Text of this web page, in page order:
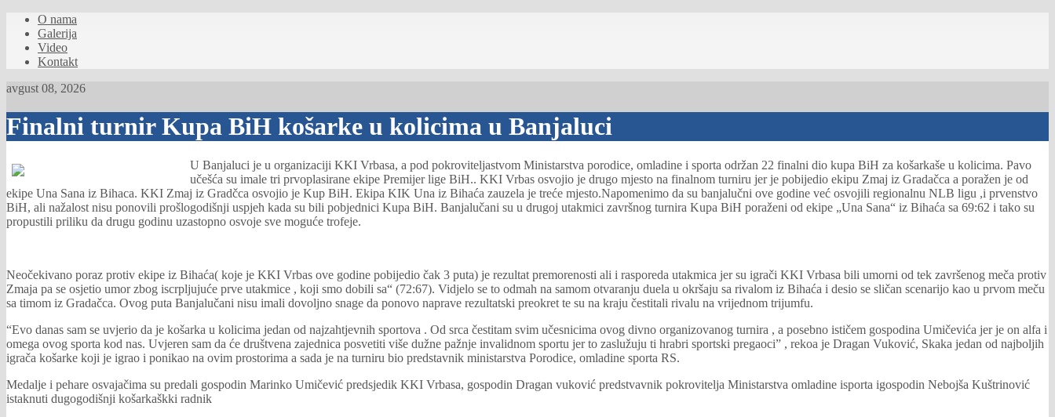
O nama
Galerija
Video
Kontakt
avgust 08, 2026
Finalni turnir Kupa BiH košarke u kolicima u Banjaluci
U Banjaluci je u organizaciji KKI Vrbasa, a pod pokroviteljastvom Ministarstva porodice, omladine i sporta održan 22 finalni dio kupa BiH za košarkaše u kolicima. Pavo
učešća su imale tri prvoplasirane ekipe Premijer lige BiH.. KKI Vrbas osvojio je drugo mjesto na finalnom turniru jer je pobijedio ekipu Zmaj iz Gradačca a poražen je od
ekipe Una Sana iz Bihaca. KKI Zmaj iz Gradčca osvojio je Kup BiH. Ekipa KIK Una iz Bihaća zauzela je treće mjesto.Napomenimo da su banjalučni ove godine već osvojili regionalnu NLB ligu ,i prvenstvo
BiH, ali nažalost nisu ponovili prošlogodišnji uspjeh kada su bili pobjednici Kupa BiH. Banjalučani su u drugoj utakmici završnog turnira Kupa BiH poraženi od ekipe „Una Sana“ iz Bihaća sa 69:62 i tako su
propustili priliku da drugu godinu uzastopno osvoje sve moguće trofeje.
Neočekivano poraz protiv ekipe iz Bihaća( koje je KKI Vrbas ove godine pobijedio čak 3 puta) je rezultat premorenosti ali i rasporeda utakmica jer su igrači KKI Vrbasa bili umorni od tek završenog meča protiv
Zmaja pa se osjetio umor zbog iscrpljujuće prve utakmice , koji smo dobili sa“ (72:67). Vidjelo se to odmah na samom otvaranju duela u okršaju sa rivalom iz Bihaća i desio se sličan scenarijo kao u prvom meču
sa timom iz Gradačca. Ovog puta Banjalučani nisu imali dovoljno snage da ponovo naprave rezultatski preokret te su na kraju čestitali rivalu na vrijednom trijumfu.
“Evo danas sam se uvjerio da je košarka u kolicima jedan od najzahtjevnih sportova . Od srca čestitam svim učesnicima ovog divno organizovanog turnira , a posebno ističem gospodina Umičevića jer je on alfa i
omega ovog sporta kod nas. Uvjeren sam da će društvena zajednica posvetiti više dužne pažnje invalidnom sportu jer to zaslužuju ti hrabri sportski pregaoci” , rekoa je Dragan Vuković, Skaka jedan od najboljih
igrača košarke koji je igrao i ponikao na ovim prostorima a sada je na turniru bio predstavnik ministarstva Porodice, omladine sporta RS.
Medalje i pehare osvajačima su predali gospodin Marinko Umičević predsjedik KKI Vrbasa, gospodin Dragan vuković predstvavnik pokrovitelja Ministarstva omladine isporta igospodin Nebojša Kuštrinović
istaknuti dugogodišnji košarkaškki radnik